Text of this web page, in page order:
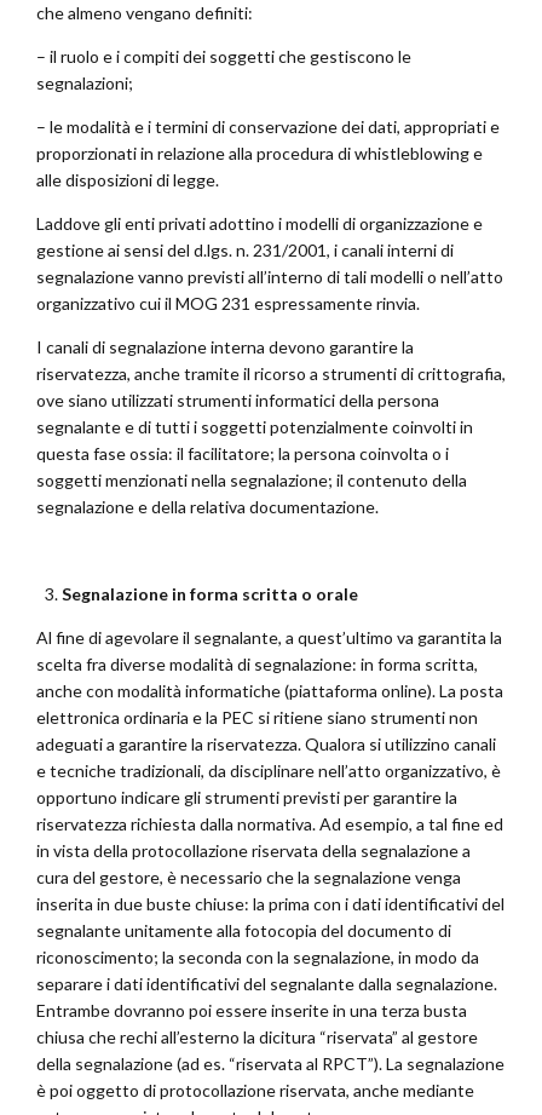
che almeno vengano definiti:
– il ruolo e i compiti dei soggetti che gestiscono le
segnalazioni;
– le modalità e i termini di conservazione dei dati, appropriati e
proporzionati in relazione alla procedura di whistleblowing e
alle disposizioni di legge.
Laddove gli enti privati adottino i modelli di organizzazione e
gestione ai sensi del d.lgs. n. 231/2001, i canali interni di
segnalazione vanno previsti all’interno di tali modelli o nell’atto
organizzativo cui il MOG 231 espressamente rinvia.
I canali di segnalazione interna devono garantire la
riservatezza, anche tramite il ricorso a strumenti di crittografia,
ove siano utilizzati strumenti informatici della persona
segnalante e di tutti i soggetti potenzialmente coinvolti in
questa fase ossia: il facilitatore; la persona coinvolta o i
soggetti menzionati nella segnalazione; il contenuto della
segnalazione e della relativa documentazione.
Segnalazione in forma scritta o orale
Al fine di agevolare il segnalante, a quest’ultimo va garantita la
scelta fra diverse modalità di segnalazione: in forma scritta,
anche con modalità informatiche (piattaforma online). La posta
elettronica ordinaria e la PEC si ritiene siano strumenti non
adeguati a garantire la riservatezza. Qualora si utilizzino canali
e tecniche tradizionali, da disciplinare nell’atto organizzativo, è
opportuno indicare gli strumenti previsti per garantire la
riservatezza richiesta dalla normativa. Ad esempio, a tal fine ed
in vista della protocollazione riservata della segnalazione a
cura del gestore, è necessario che la segnalazione venga
inserita in due buste chiuse: la prima con i dati identificativi del
segnalante unitamente alla fotocopia del documento di
riconoscimento; la seconda con la segnalazione, in modo da
separare i dati identificativi del segnalante dalla segnalazione.
Entrambe dovranno poi essere inserite in una terza busta
chiusa che rechi all’esterno la dicitura “riservata” al gestore
della segnalazione (ad es. “riservata al RPCT”). La segnalazione
è poi oggetto di protocollazione riservata, anche mediante